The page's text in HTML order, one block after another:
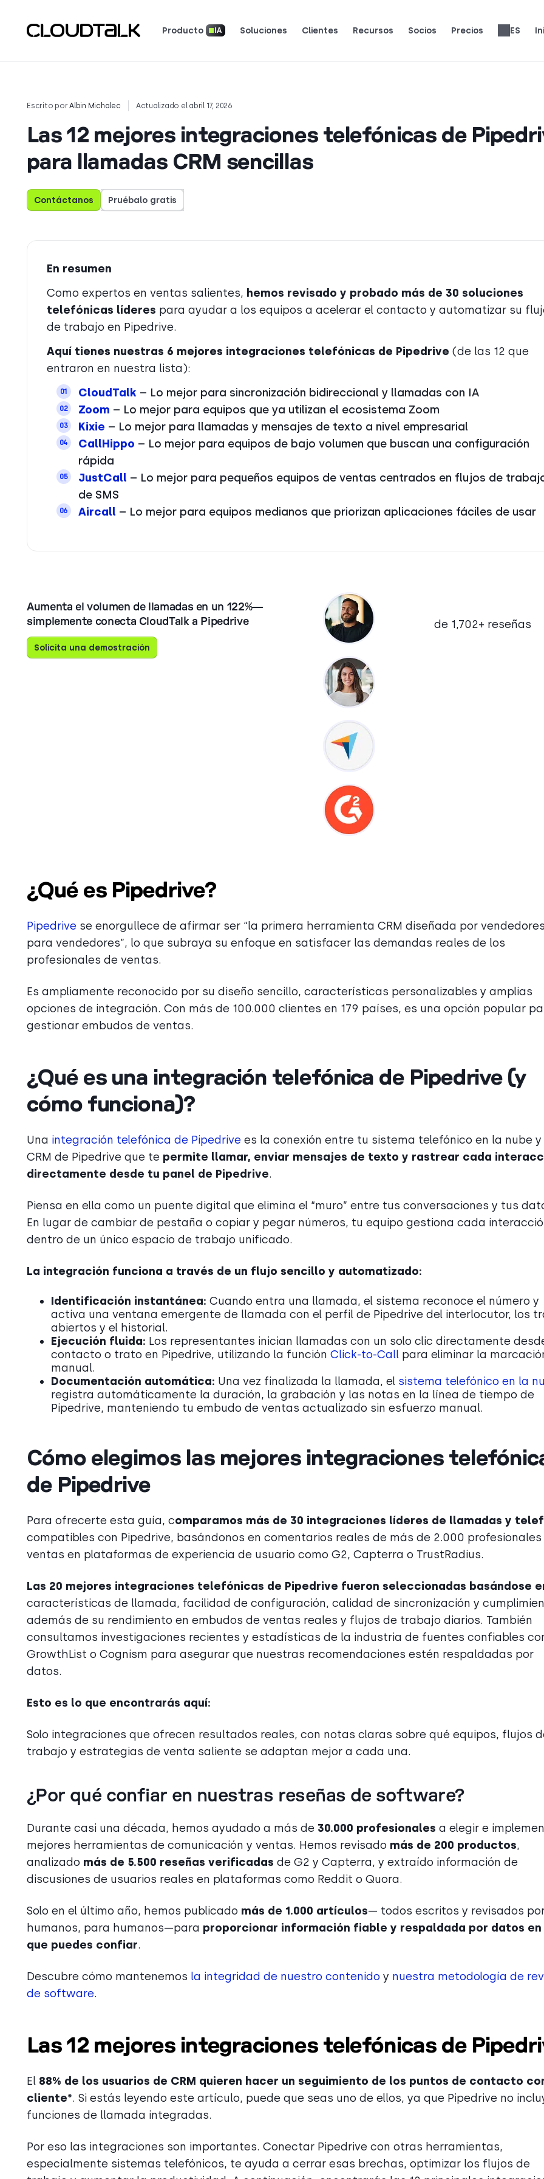
Producto IA Soluciones Clientes Recursos Socios Precios ES
Escrito porAlbin Michalec Actualizado el abril 17, 2026
Las 12 mejores integraciones telefónicas de
para llamadas CRM sencillas
Contáctanos Pruébalo gratis
En resumen
Como expertos en ventas salientes, hemos revisado y probado más de 30 soluciones
telefónicas líderes para ayudar a los equipos a acelerar el contacto y automatizar su
de trabajo en Pipedrive.
Aquí tienes nuestras 6 mejores integraciones telefónicas de Pipedrive (de las 12 que
entraron en nuestra lista):
01 CloudTalk – Lo mejor para sincronización bidireccional y llamadas con IA
02 Zoom – Lo mejor para equipos que ya utilizan el ecosistema Zoom
03 Kixie – Lo mejor para llamadas y mensajes de texto a nivel empresarial
04 CallHippo – Lo mejor para equipos de bajo volumen que buscan una configuración
rápida
05 JustCall – Lo mejor para pequeños equipos de ventas centrados en flujos de
de SMS
06 Aircall – Lo mejor para equipos medianos que priorizan aplicaciones fáciles de usar
Aumenta el volumen de llamadas en un 122%—
simplemente conecta CloudTalk a Pipedrive
Solicita una demostración
de 1,702+ reseñas
¿Qué es Pipedrive?
Pipedrive se enorgullece de afirmar ser “la primera herramienta CRM diseñada por
para vendedores”, lo que subraya su enfoque en satisfacer las demandas reales de los
profesionales de ventas.
Es ampliamente reconocido por su diseño sencillo, características personalizables y amplias
opciones de integración. Con más de 100.000 clientes en 179 países, es una opción popular
gestionar embudos de ventas.
¿Qué es una integración telefónica de Pipedrive (y
cómo funciona)?
Una integración telefónica de Pipedrive es la conexión entre tu sistema telefónico en la nube y
CRM de Pipedrive que te permite llamar, enviar mensajes de texto y rastrear cada
directamente desde tu panel de Pipedrive.
Piensa en ella como un puente digital que elimina el “muro” entre tus conversaciones y tus
En lugar de cambiar de pestaña o copiar y pegar números, tu equipo gestiona cada
dentro de un único espacio de trabajo unificado.
La integración funciona a través de un flujo sencillo y automatizado:
Identificación instantánea: Cuando entra una llamada, el sistema reconoce el número y
activa una ventana emergente de llamada con el perfil de Pipedrive del interlocutor, los
abiertos y el historial.
Ejecución fluida: Los representantes inician llamadas con un solo clic directamente
contacto o trato en Pipedrive, utilizando la función Click-to-Call para eliminar la
manual.
Documentación automática: Una vez finalizada la llamada, el sistema telefónico en la
registra automáticamente la duración, la grabación y las notas en la línea de tiempo de
Pipedrive, manteniendo tu embudo de ventas actualizado sin esfuerzo manual.
Cómo elegimos las mejores integraciones
de Pipedrive
Para ofrecerte esta guía, comparamos más de 30 integraciones líderes de llamadas y
compatibles con Pipedrive, basándonos en comentarios reales de más de 2.000 profesionales
ventas en plataformas de experiencia de usuario como G2, Capterra o TrustRadius.
Las 20 mejores integraciones telefónicas de Pipedrive fueron seleccionadas basándose
características de llamada, facilidad de configuración, calidad de sincronización y
además de su rendimiento en embudos de ventas reales y flujos de trabajo diarios. También
consultamos investigaciones recientes y estadísticas de la industria de fuentes confiables
GrowthList o Cognism para asegurar que nuestras recomendaciones estén respaldadas por
datos.
Esto es lo que encontrarás aquí:
Solo integraciones que ofrecen resultados reales, con notas claras sobre qué equipos, flujos
trabajo y estrategias de venta saliente se adaptan mejor a cada una.
¿Por qué confiar en nuestras reseñas de software?
Durante casi una década, hemos ayudado a más de 30.000 profesionales a elegir e
mejores herramientas de comunicación y ventas. Hemos revisado más de 200 productos,
analizado más de 5.500 reseñas verificadas de G2 y Capterra, y extraído información de
discusiones de usuarios reales en plataformas como Reddit o Quora.
Solo en el último año, hemos publicado más de 1.000 artículos— todos escritos y revisados
humanos, para humanos—para proporcionar información fiable y respaldada por datos en
que puedes confiar.
Descubre cómo mantenemos la integridad de nuestro contenido y nuestra metodología de
de software.
Las 12 mejores integraciones telefónicas de
El 88% de los usuarios de CRM quieren hacer un seguimiento de los puntos de contacto
cliente*. Si estás leyendo este artículo, puede que seas uno de ellos, ya que Pipedrive no
funciones de llamada integradas.
Por eso las integraciones son importantes. Conectar Pipedrive con otras herramientas,
especialmente sistemas telefónicos, te ayuda a cerrar esas brechas, optimizar los flujos de